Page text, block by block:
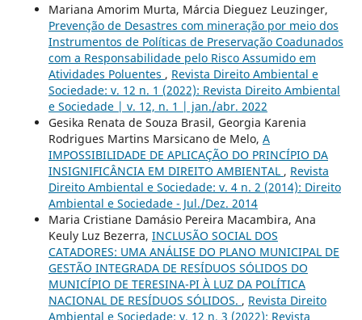
Mariana Amorim Murta, Márcia Dieguez Leuzinger,
Prevenção de Desastres com mineração por meio dos
Instrumentos de Políticas de Preservação Coadunados
com a Responsabilidade pelo Risco Assumido em
Atividades Poluentes , Revista Direito Ambiental e
Sociedade: v. 12 n. 1 (2022): Revista Direito Ambiental
e Sociedade | v. 12, n. 1 | jan./abr. 2022
Gesika Renata de Souza Brasil, Georgia Karenia
Rodrigues Martins Marsicano de Melo, A
IMPOSSIBILIDADE DE APLICAÇÃO DO PRINCÍPIO DA
INSIGNIFICÂNCIA EM DIREITO AMBIENTAL , Revista
Direito Ambiental e Sociedade: v. 4 n. 2 (2014): Direito
Ambiental e Sociedade - Jul./Dez. 2014
Maria Cristiane Damásio Pereira Macambira, Ana
Keuly Luz Bezerra, INCLUSÃO SOCIAL DOS
CATADORES: UMA ANÁLISE DO PLANO MUNICIPAL DE
GESTÃO INTEGRADA DE RESÍDUOS SÓLIDOS DO
MUNICÍPIO DE TERESINA-PI À LUZ DA POLÍTICA
NACIONAL DE RESÍDUOS SÓLIDOS. , Revista Direito
Ambiental e Sociedade: v. 12 n. 3 (2022): Revista